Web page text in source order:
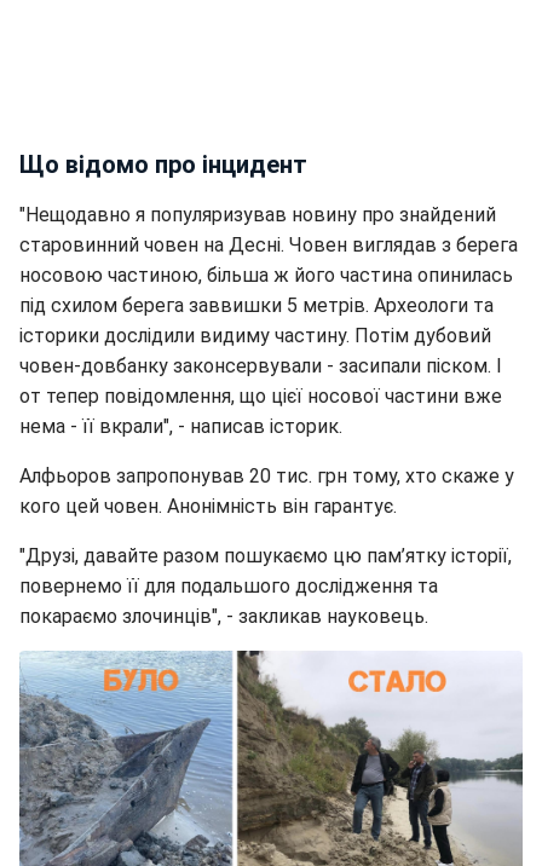
Що відомо про інцидент
"Нещодавно я популяризував новину про знайдений
старовинний човен на Десні. Човен виглядав з берега
носовою частиною, більша ж його частина опинилась
під схилом берега заввишки 5 метрів. Археологи та
історики дослідили видиму частину. Потім дубовий
човен-довбанку законсервували - засипали піском. І
от тепер повідомлення, що цієї носової частини вже
нема - її вкрали", - написав історик.
Алфьоров запропонував 20 тис. грн тому, хто скаже у
кого цей човен. Анонімність він гарантує.
"Друзі, давайте разом пошукаємо цю пам’ятку історії,
повернемо її для подальшого дослідження та
покараємо злочинців", - закликав науковець.